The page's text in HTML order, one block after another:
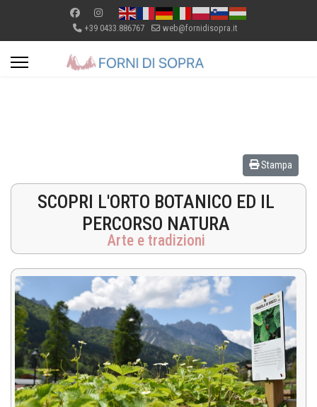
+39 0433.886767 web@fornidisopra.it
Stampa
SCOPRI L'ORTO BOTANICO ED IL
PERCORSO NATURA
Arte e tradizioni